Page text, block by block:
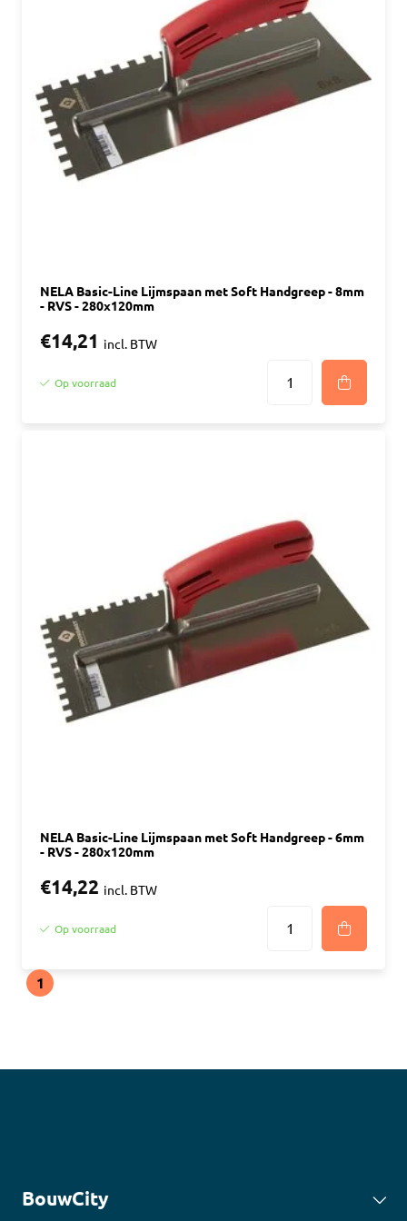
NELA Basic-Line Lijmspaan met Soft Handgreep - 8mm
- RVS - 280x120mm
€14,21 incl. BTW
Op voorraad
NELA Basic-Line Lijmspaan met Soft Handgreep - 6mm
- RVS - 280x120mm
€14,22 incl. BTW
Op voorraad
1
BouwCity